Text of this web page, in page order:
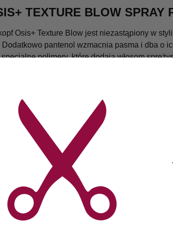
TEXTURE BLOW SPRAY
Osis+ Texture Blow jest niezastąpiony w
pantenol wzmacnia pasma i dba o
polimery, które dodają włosom
włosom objętości. Puder Osis+ będzie
stylizacji.
użyciem. Aplikuj na wilgotne włosy. Wysusz